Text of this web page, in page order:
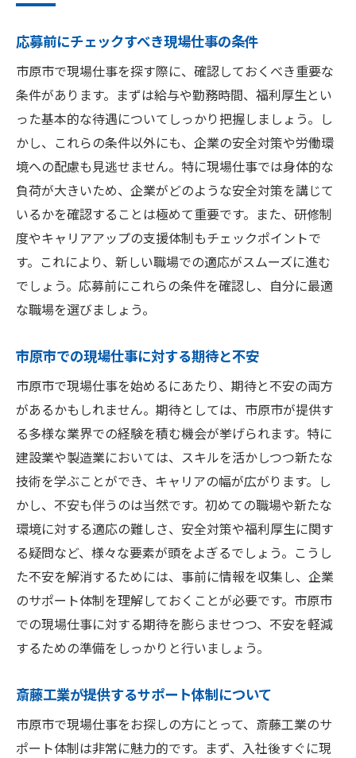
応募前にチェックすべき現場仕事の条件
市原市で現場仕事を探す際に、確認しておくべき重要な
条件があります。まずは給与や勤務時間、福利厚生とい
った基本的な待遇についてしっかり把握しましょう。し
かし、これらの条件以外にも、企業の安全対策や労働環
境への配慮も見逃せません。特に現場仕事では身体的な
負荷が大きいため、企業がどのような安全対策を講じて
いるかを確認することは極めて重要です。また、研修制
度やキャリアアップの支援体制もチェックポイントで
す。これにより、新しい職場での適応がスムーズに進む
でしょう。応募前にこれらの条件を確認し、自分に最適
な職場を選びましょう。
市原市での現場仕事に対する期待と不安
市原市で現場仕事を始めるにあたり、期待と不安の両方
があるかもしれません。期待としては、市原市が提供す
る多様な業界での経験を積む機会が挙げられます。特に
建設業や製造業においては、スキルを活かしつつ新たな
技術を学ぶことができ、キャリアの幅が広がります。し
かし、不安も伴うのは当然です。初めての職場や新たな
環境に対する適応の難しさ、安全対策や福利厚生に関す
る疑問など、様々な要素が頭をよぎるでしょう。こうし
た不安を解消するためには、事前に情報を収集し、企業
のサポート体制を理解しておくことが必要です。市原市
での現場仕事に対する期待を膨らませつつ、不安を軽減
するための準備をしっかりと行いましょう。
斎藤工業が提供するサポート体制について
市原市で現場仕事をお探しの方にとって、斎藤工業のサ
ポート体制は非常に魅力的です。まず、入社後すぐに現